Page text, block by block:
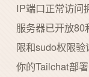
IP端口正常访问
服务器已开放
限和sudo权限
你的Tailchat部